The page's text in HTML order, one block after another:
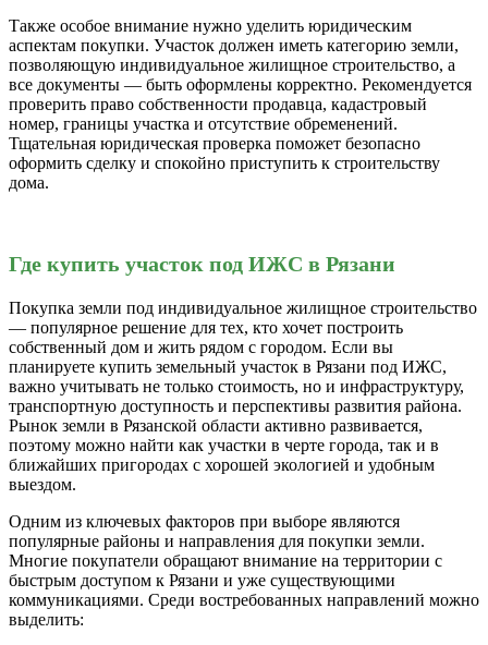
Также особое внимание нужно уделить юридическим
аспектам покупки. Участок должен иметь категорию земли,
позволяющую индивидуальное жилищное строительство, а
все документы — быть оформлены корректно. Рекомендуется
проверить право собственности продавца, кадастровый
номер, границы участка и отсутствие обременений.
Тщательная юридическая проверка поможет безопасно
оформить сделку и спокойно приступить к строительству
дома.
Где купить участок под ИЖС в Рязани
Покупка земли под индивидуальное жилищное строительство
— популярное решение для тех, кто хочет построить
собственный дом и жить рядом с городом. Если вы
планируете купить земельный участок в Рязани под ИЖС,
важно учитывать не только стоимость, но и инфраструктуру,
транспортную доступность и перспективы развития района.
Рынок земли в Рязанской области активно развивается,
поэтому можно найти как участки в черте города, так и в
ближайших пригородах с хорошей экологией и удобным
выездом.
Одним из ключевых факторов при выборе являются
популярные районы и направления для покупки земли.
Многие покупатели обращают внимание на территории с
быстрым доступом к Рязани и уже существующими
коммуникациями. Среди востребованных направлений можно
выделить: